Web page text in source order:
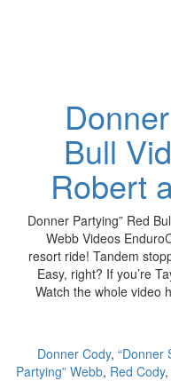
Bull
Robert
“Donner Partying”
Webb Videos
resort ride! Tandem
Easy, right? If you’re
Watch the whole
,
Partying” Webb,Red